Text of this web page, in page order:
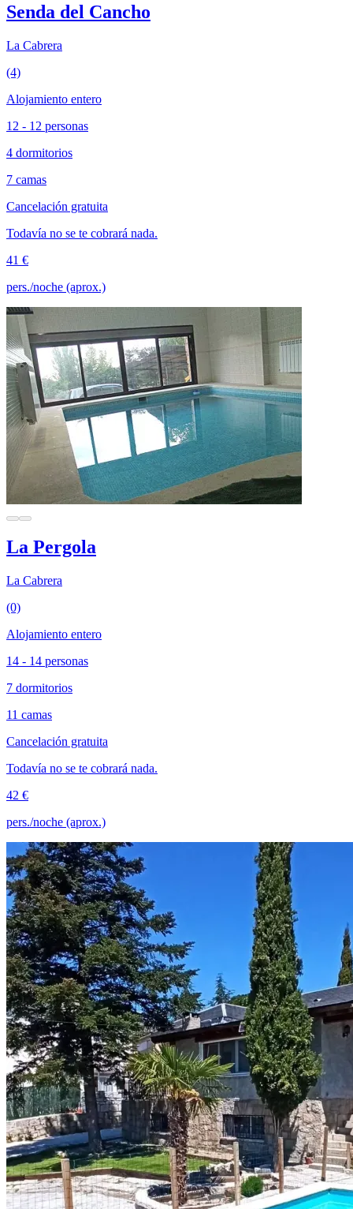
Senda del Cancho
La Cabrera
(4)
Alojamiento entero
12 - 12 personas
4 dormitorios
7 camas
Cancelación gratuita
Todavía no se te cobrará nada.
41 €
pers./noche (aprox.)
La Pergola
La Cabrera
(0)
Alojamiento entero
14 - 14 personas
7 dormitorios
11 camas
Cancelación gratuita
Todavía no se te cobrará nada.
42 €
pers./noche (aprox.)